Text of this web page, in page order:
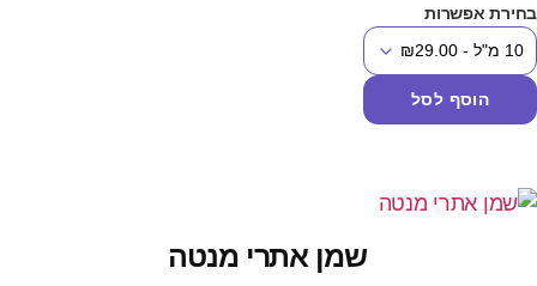
אפשרות
הוסף לסל
שמן אתרי מנטה